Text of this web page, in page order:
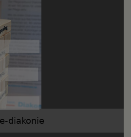
e-diakonie